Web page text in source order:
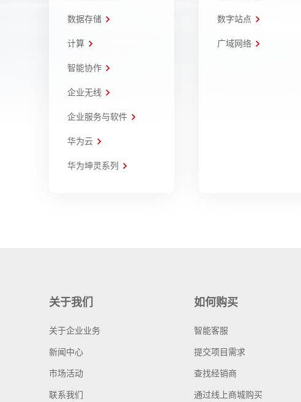
数据存储
计算
智能协作
企业无线
企业服务与软件
华为云
华为坤灵系列
数字站点
广域网络
关于我们
关于企业业务
新闻中心
市场活动
联系我们
如何购买
智能客服
提交项目需求
查找经销商
通过线上商城购买